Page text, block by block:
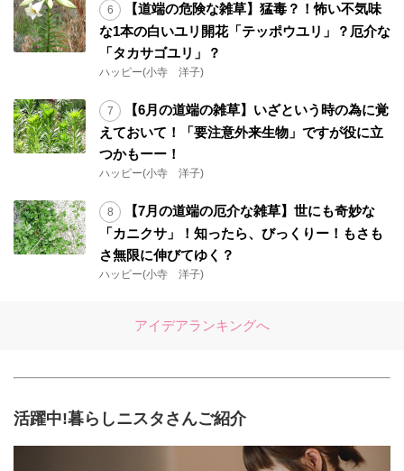
【道端の危険な雑草】猛毒？！怖い不気味
な1本の白いユリ開花「テッポウユリ」？厄介な
「タカサゴユリ」？
ハッピー(小寺 洋子)
【6月の道端の雑草】いざという時の為に覚
えておいて！「要注意外来生物」ですが役に立
つかもーー！
ハッピー(小寺 洋子)
【7月の道端の厄介な雑草】世にも奇妙な
「カニクサ」！知ったら、びっくりー！もさも
さ無限に伸びてゆく？
ハッピー(小寺 洋子)
アイデアランキングへ
活躍中!暮らしニスタさんご紹介